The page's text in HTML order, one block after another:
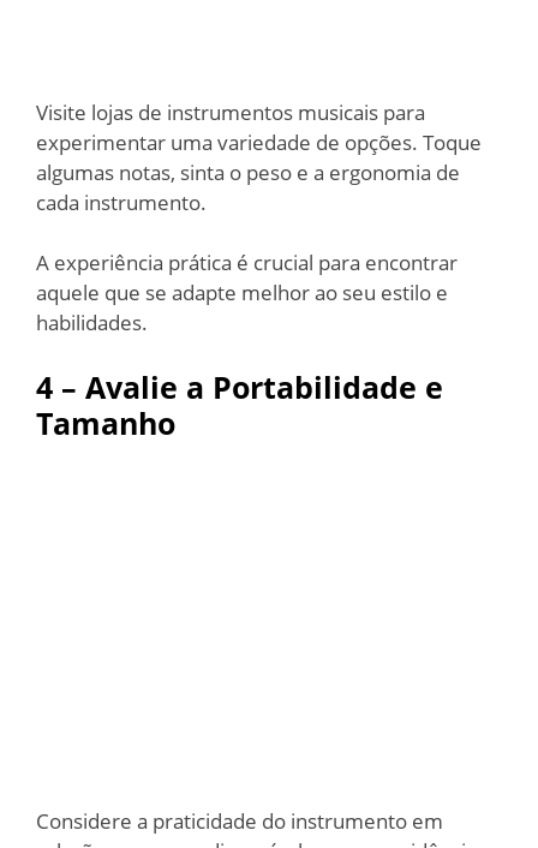
Visite lojas de instrumentos musicais para
experimentar uma variedade de opções. Toque
algumas notas, sinta o peso e a ergonomia de
cada instrumento.
A experiência prática é crucial para encontrar
aquele que se adapte melhor ao seu estilo e
habilidades.
4 – Avalie a Portabilidade e
Tamanho
Considere a praticidade do instrumento em